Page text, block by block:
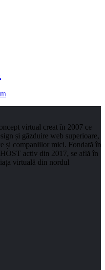
virtual creat în 2007 ce
și găzduire web superioare,
și companiilor mici. Fondată în
activ din 2017, se află în
virtuală din nordul